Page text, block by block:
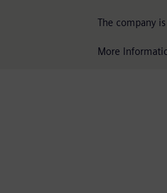
The company
More